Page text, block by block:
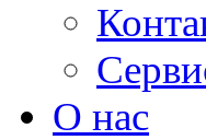
О нас